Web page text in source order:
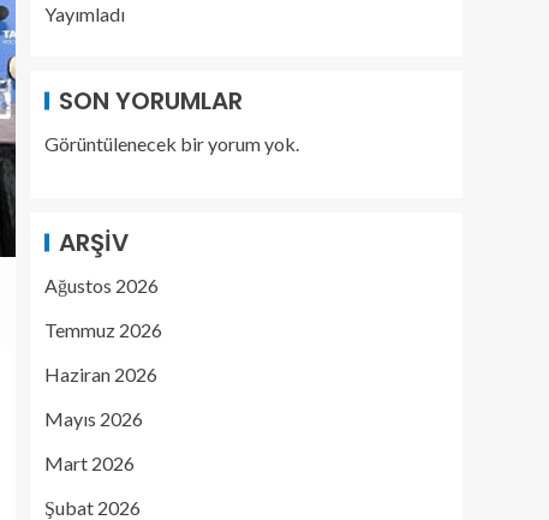
Yayımladı
SON YORUMLAR
Görüntülenecek bir yorum yok.
ARŞIV
Ağustos 2026
Temmuz 2026
Haziran 2026
Mayıs 2026
Mart 2026
Şubat 2026